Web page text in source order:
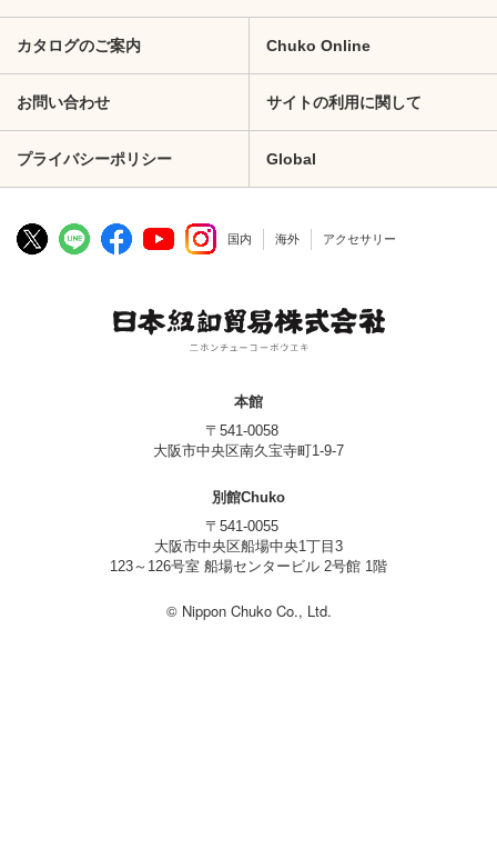
カタログのご案内 Chuko Online
お問い合わせ サイトの利用に関して
プライバシーポリシー Global
国内 海外 アクセサリー
本館
〒541-0058
大阪市中央区南久宝寺町1-9-7
別館Chuko
〒541-0055
大阪市中央区船場中央1丁目3
123～126号室 船場センタービル 2号館 1階
© Nippon Chuko Co., Ltd.